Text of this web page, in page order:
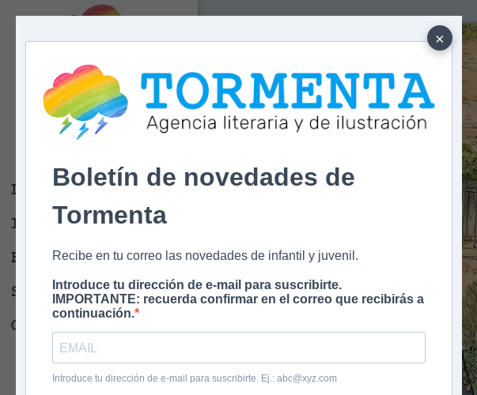
×
Boletín de novedades de
Tormenta
Recibe en tu correo las novedades de infantil y juvenil.
Introduce tu dirección de e-mail para suscribirte.
IMPORTANTE: recuerda confirmar en el correo que recibirás a
continuación.
Introduce tu dirección de e-mail para suscribirte. Ej.: abc@xyz.com
Tormenta
Agencia literaria
Libros
Ilustradores
Escritores
Sobre nosotros
Contacto